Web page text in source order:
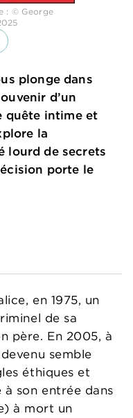
: © George
plonge dans
d’un
quête intime et
la
lourd de secrets
porte le
en 1975, un
de sa
père. En 2005, à
semble
éthiques et
son entrée dans
à mort un